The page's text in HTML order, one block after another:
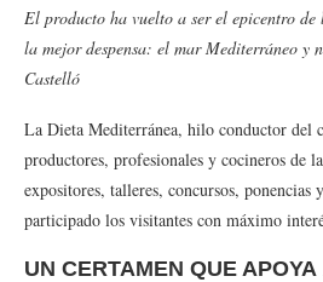
El producto ha vuelto a ser el epicentro de
la mejor despensa: el mar Mediterráneo y
Castelló
La Dieta Mediterránea, hilo conductor del
productores, profesionales y cocineros de
expositores, talleres, concursos, ponencias
participado los visitantes con máximo
UN CERTAMEN QUE